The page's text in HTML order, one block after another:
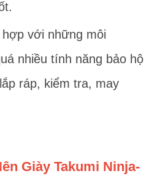
với những môi
nhiều tính năng bảo hộ
ráp, kiểm tra, may
Giày Takumi Ninja-